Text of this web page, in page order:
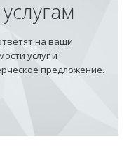
на ваши
услуг и
предложение.